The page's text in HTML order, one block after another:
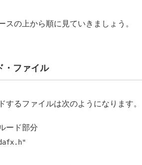
の上から順に見ていきましょう。
・ファイル
るファイルは次のようになります。
ード部分